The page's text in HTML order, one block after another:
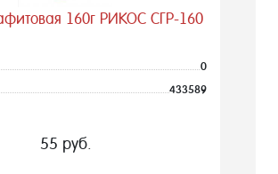
160г РИКОС СГР-160
0
433589
55 руб.